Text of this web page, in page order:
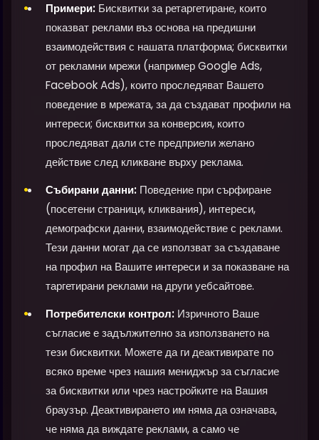
Примери: Бисквитки за ретаргетиране, които
показват реклами въз основа на предишни
взаимодействия с нашата платформа; бисквитки
от рекламни мрежи (например Google Ads,
Facebook Ads), които проследяват Вашето
поведение в мрежата, за да създават профили на
интереси; бисквитки за конверсия, които
проследяват дали сте предприели желано
действие след кликване върху реклама.
Събирани данни: Поведение при сърфиране
(посетени страници, кликвания), интереси,
демографски данни, взаимодействие с реклами.
Тези данни могат да се използват за създаване
на профил на Вашите интереси и за показване на
таргетирани реклами на други уебсайтове.
Потребителски контрол: Изричното Ваше
съгласие е задължително за използването на
тези бисквитки. Можете да ги деактивирате по
всяко време чрез нашия мениджър за съгласие
за бисквитки или чрез настройките на Вашия
браузър. Деактивирането им няма да означава,
че няма да виждате реклами, а само че